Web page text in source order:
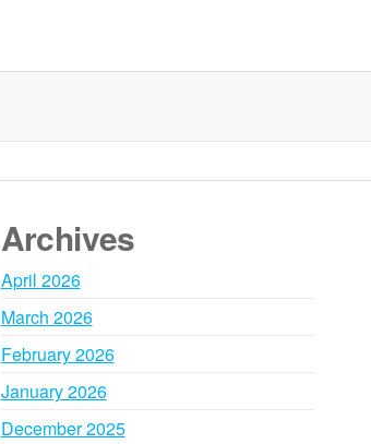
Archives
April 2026
March 2026
February 2026
January 2026
December 2025